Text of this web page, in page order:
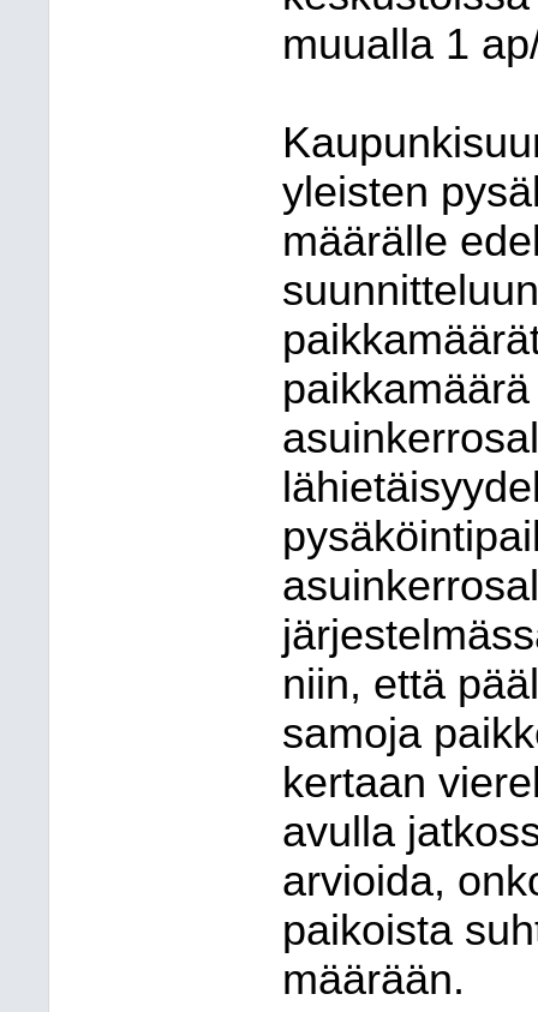
muualla 1
yleisten
määrälle
niin, että
samoja
kertaan
avulla
arvioida,
paikoista
määrään.